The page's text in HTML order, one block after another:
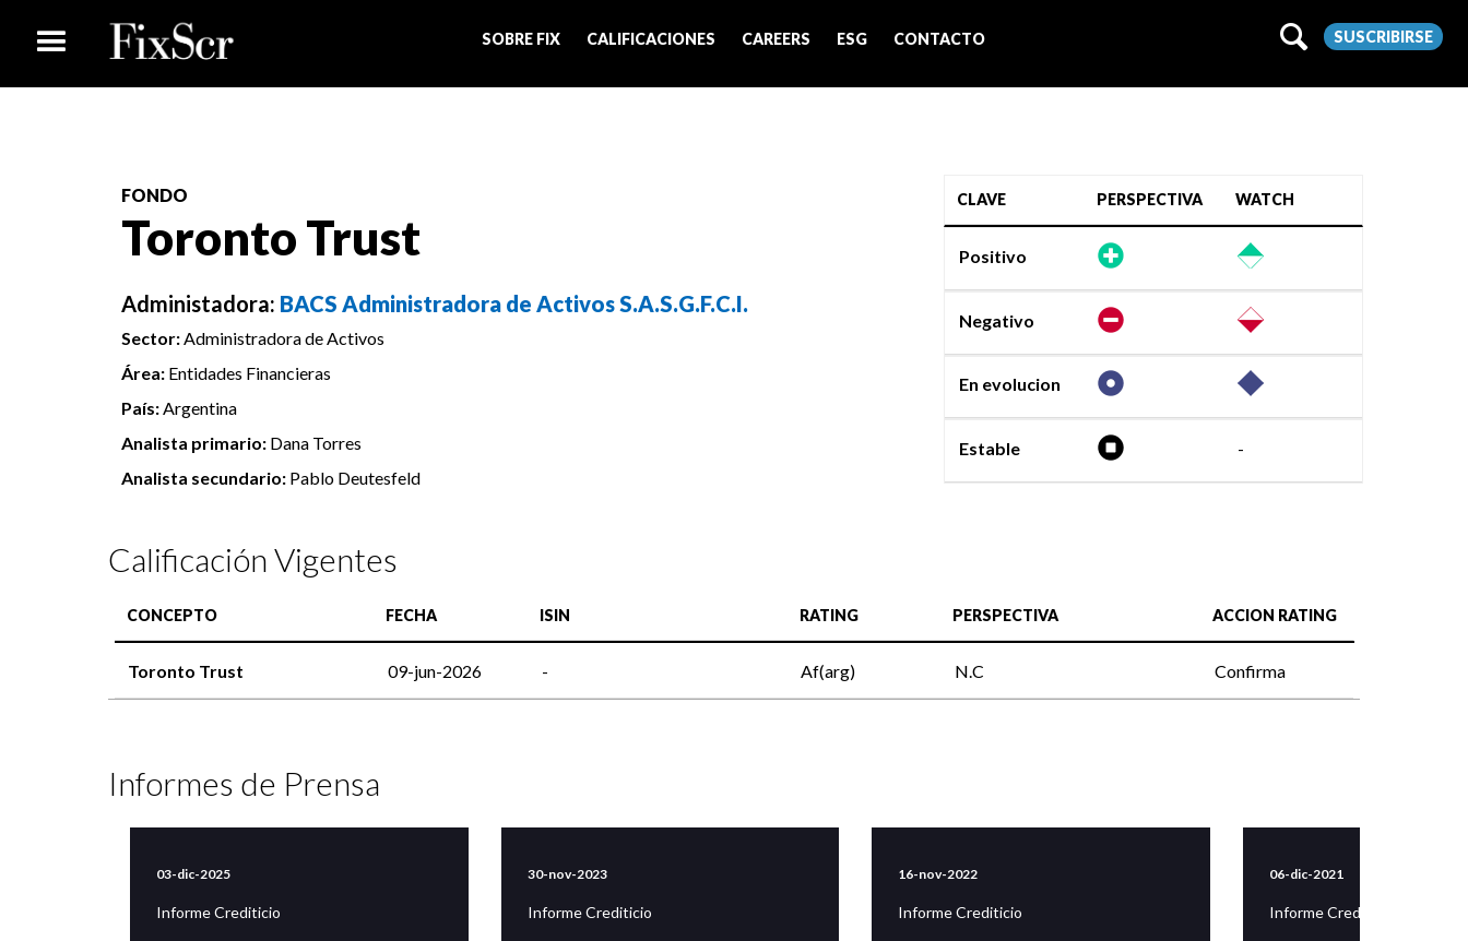
SOBRE FIX CALIFICACIONES CAREERS ESG CONTACTO SUSCRIBIRSE
FONDO
Toronto Trust
Administadora: BACS Administradora de Activos S.A.S.G.F.C.I.
Sector:Administradora de Activos
Área: Entidades Financieras
País:Argentina
Analista primario: Dana Torres
Analista secundario: Pablo Deutesfeld
CLAVE PERSPECTIVA WATCH
Positivo
Negativo
En evolucion
Estable -
Calificación Vigentes
CONCEPTO FECHA ISIN RATING PERSPECTIVA ACCION RATING
Toronto Trust 09-jun-2026 - Af(arg) N.C Confirma
Informes de Prensa
03-dic-2025
Informe Crediticio
30-nov-2023
Informe Crediticio
16-nov-2022
Informe Crediticio
06-dic-2021
Informe Crediticio